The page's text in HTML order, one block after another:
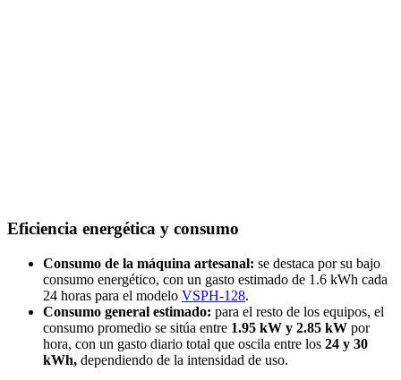
Eficiencia energética y consumo
Consumo de la máquina artesanal: se destaca por su bajo
consumo energético, con un gasto estimado de 1.6 kWh cada
24 horas para el modelo VSPH-128.
Consumo general estimado: para el resto de los equipos, el
consumo promedio se sitúa entre 1.95 kW y 2.85 kW por
hora, con un gasto diario total que oscila entre los 24 y 30
kWh, dependiendo de la intensidad de uso.